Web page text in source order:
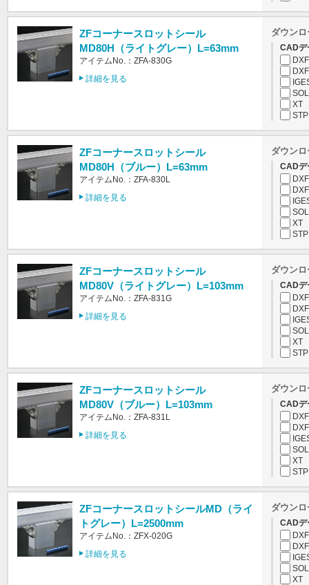
ZFコーナースロットシール
MD80H（ライトグレー）L=63mm
アイテムNo.：ZFA-830G
詳細を見る
ダウンロ
CADデ
DXF
XT
STP
ZFコーナースロットシール
MD80H（ブルー）L=63mm
アイテムNo.：ZFA-830L
詳細を見る
ダウンロ
CADデ
DXF
XT
STP
ZFコーナースロットシール
MD80V（ライトグレー）L=103mm
アイテムNo.：ZFA-831G
詳細を見る
ダウンロ
CADデ
DXF
XT
STP
ZFコーナースロットシール
MD80V（ブルー）L=103mm
アイテムNo.：ZFA-831L
詳細を見る
ダウンロ
CADデ
DXF
XT
STP
ZFコーナースロットシールMD（ライ
トグレー）L=2500mm
アイテムNo.：ZFX-020G
詳細を見る
ダウンロ
CADデ
DXF
XT